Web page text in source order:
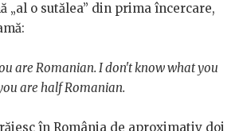
„al o sutălea” din prima încercare,
are Romanian. I don't know what you
are half Romanian.
în România de aproximativ doi